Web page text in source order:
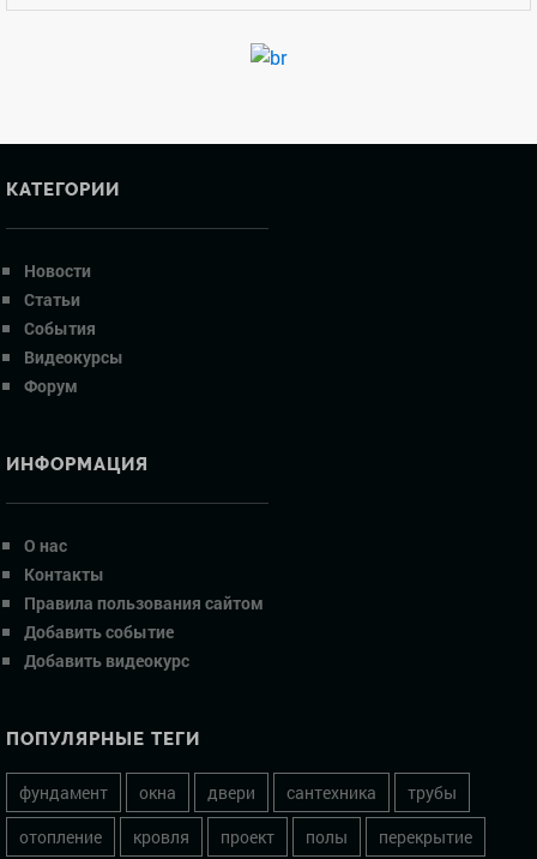
КАТЕГОРИИ
Новости
Статьи
События
Видеокурсы
Форум
ИНФОРМАЦИЯ
О нас
Контакты
Правила пользования сайтом
Добавить событие
Добавить видеокурс
ПОПУЛЯРНЫЕ ТЕГИ
фундамент окна двери сантехника
трубы
отопление
кровля проект полы перекрытие